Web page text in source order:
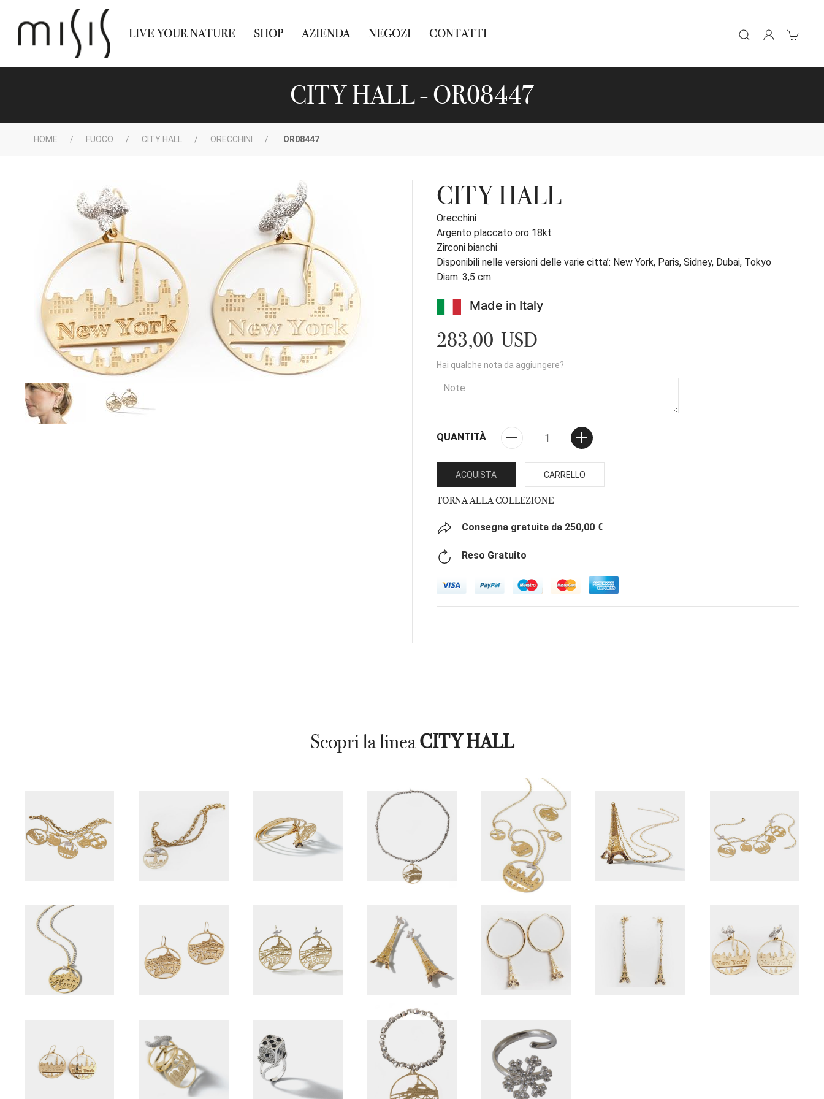
LIVE YOUR NATURE SHOP AZIENDA NEGOZI CONTATTI
CITY HALL - OR08447
HOME FUOCO CITY HALL ORECCHINI OR08447
CITY HALL
Orecchini
Argento placcato oro 18kt
Zirconi bianchi
Disponibili nelle versioni delle varie citta’: New York, Paris, Sidney, Dubai, Tokyo
Diam. 3,5 cm
Made in Italy
283,00 USD
Hai qualche nota da aggiungere?
QUANTITÀ
ACQUISTA CARRELLO
TORNA ALLA COLLEZIONE
Consegna gratuita da 250,00 €
Reso Gratuito
Scopri la lineaCITY HALL